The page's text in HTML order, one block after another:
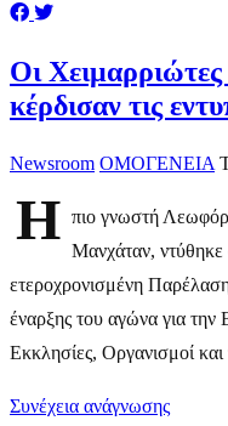
Οι
κέρδισαν τις
Newsroom ΟΜΟΓΕΝΕΙΑ
Η πιο γνωστή
Μανχάταν, ντύθηκε
ετεροχρονισμένη
έναρξης του αγώνα για την
Εκκλησίες, Οργανισμοί και
Συνέχεια ανάγνωσης